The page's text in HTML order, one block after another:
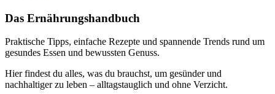
Das Ernährungshandbuch
Praktische Tipps, einfache Rezepte und spannende Trends rund um
gesundes Essen und bewussten Genuss.
Hier findest du alles, was du brauchst, um gesünder und
nachhaltiger zu leben – alltagstauglich und ohne Verzicht.